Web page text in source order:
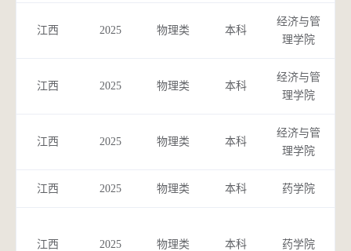
江西 2025 物理类 本科
经济与管
理学院
江西 2025 物理类 本科
经济与管
理学院
江西 2025 物理类 本科
经济与管
理学院
江西 2025 物理类 本科 药学院
江西 2025 物理类 本科 药学院